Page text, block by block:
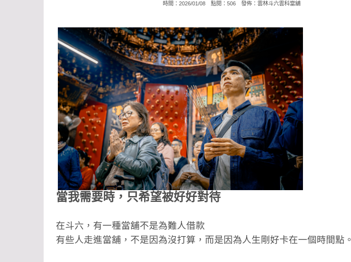
時間：2026/01/08 點閱：506 發佈： 雲林斗六雲科當舖
當我需要時，只希望被好好對待
在斗六，有一種當舖不是為難人借款
有些人走進當舖，不是因為沒打算，而是因為人生剛好卡在一個時間點。